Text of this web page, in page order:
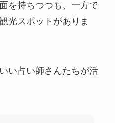
を持ちつつも、一方で
光スポットがありま
い占い師さんたちが活